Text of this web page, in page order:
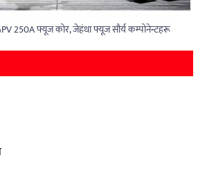
250A फ्यूज कोर, जेहंथा फ्यूज सौर्य कम्पोनेन्टहरू